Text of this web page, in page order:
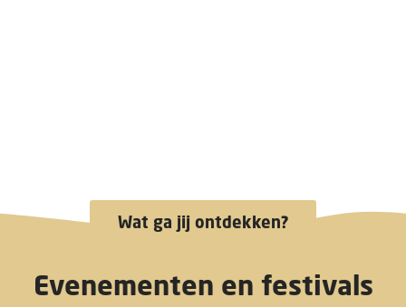
Wat ga jij ontdekken?
Evenementen en festivals